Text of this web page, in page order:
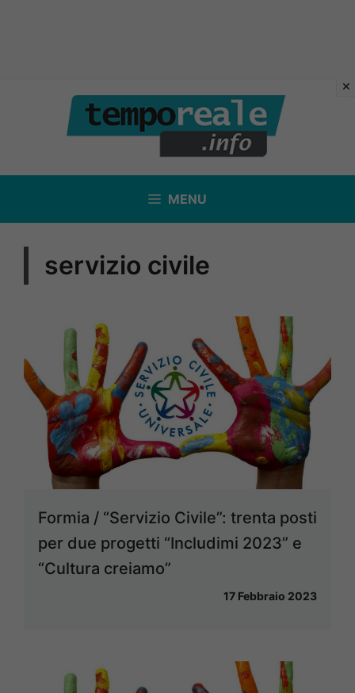
contenuto
MENU
servizio civile
Formia / “Servizio Civile”: trenta posti
per due progetti “Includimi 2023” e
“Cultura creiamo”
17 Febbraio 2023